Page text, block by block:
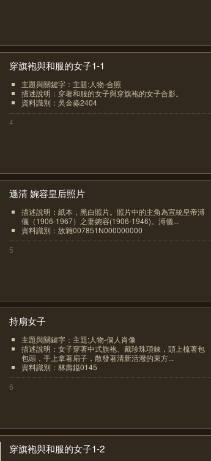
穿旗袍與和服的女子1-1
主題與關鍵字：主題:人物-合照
描述說明：穿著和服的女子與穿旗袍的女子合影。
資料識別：吳金淼2404
4
遜清 婉容皇后照片
描述說明：紙本，黑白照片。照片中的主角為宣統皇帝溥
儀（1906-1967）之妻婉容(1906-1946)。溥儀...
資料識別：故雜007851N000000000
5
持扇女子
主題與關鍵字：主題:人物-個人肖像
描述說明：女子穿著中式旗袍、戴珍珠項鍊，頭上梳著包
包頭，手上拿著扇子，散發著清新活潑的東方...
資料識別：林壽鎰0145
6
穿旗袍與和服的女子1-2